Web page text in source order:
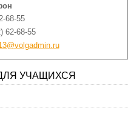
68-55
62-68-55
УЧАЩИХСЯ